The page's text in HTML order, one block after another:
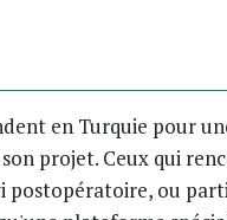
en Turquie pour
projet. Ceux qui
ou